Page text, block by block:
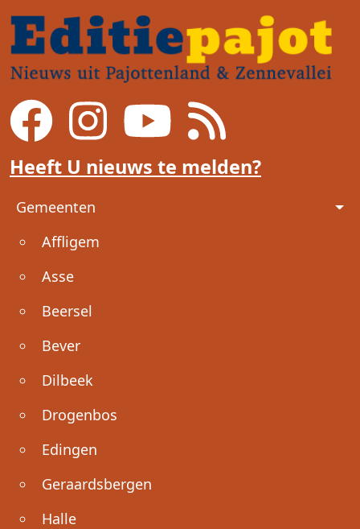
Heeft U nieuws te melden?
Voet
Gemeenten
Affligem
Asse
Beersel
Bever
Dilbeek
Drogenbos
Edingen
Geraardsbergen
Halle